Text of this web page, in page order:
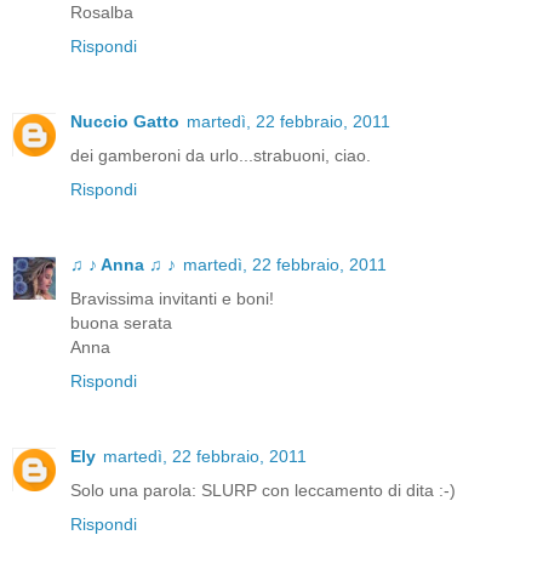
Rosalba
Rispondi
Nuccio Gatto martedì, 22 febbraio, 2011
dei gamberoni da urlo...strabuoni, ciao.
Rispondi
♫ ♪ Anna ♫ ♪ martedì, 22 febbraio, 2011
Bravissima invitanti e boni!
buona serata
Anna
Rispondi
Ely martedì, 22 febbraio, 2011
Solo una parola: SLURP con leccamento di dita :-)
Rispondi